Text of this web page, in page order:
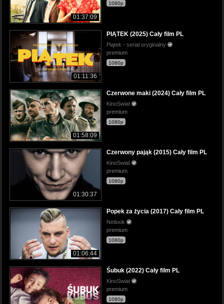
01:37:09
1080p
01:11:36
PIĄTEK (2025) Cały film PL
Piątek - serial oryginalny
premium
1080p
01:58:09
Czerwone maki (2024) Cały film PL
KinoSwiat
premium
1080p
01:30:37
Czerwony pająk (2015) Cały film PL
KinoSwiat
premium
1080p
01:06:44
Popek za życia (2017) Cały film PL
Netlook
premium
1080p
Śubuk (2022) Cały film PL
KinoSwiat
premium
1080p